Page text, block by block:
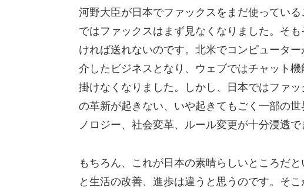
河野大臣が日本でファックスをまだ使ってい
ではファックスはまず見なくなりました。そ
ければ送れないのです。北米でコンピュータ
介したビジネスとなり、ウェブではチャット
掛けなくなりました。しかし、日本ではファ
の革新が起きない、いや起きてもごく一部の
ノロジー、社会変革、ルール変更が十分浸透
もちろん、これが日本の素晴らしいところだ
と生活の改善、進歩は違うと思うのです。そ